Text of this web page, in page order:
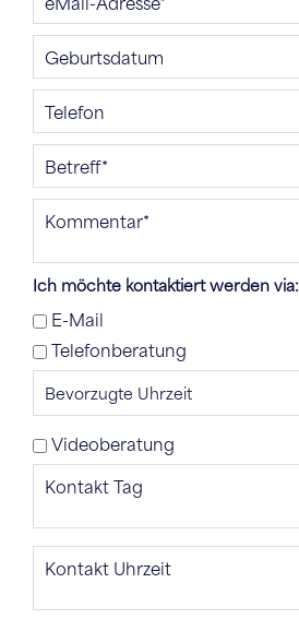
Ich möchte kontaktiert werden via:
E-Mail
Telefonberatung
Videoberatung